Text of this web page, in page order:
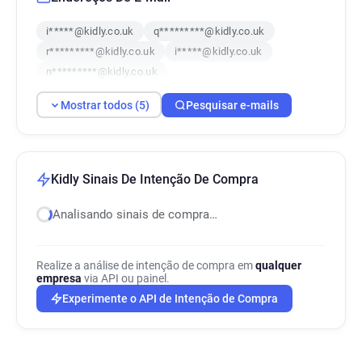
i*****@kidly.co.uk
q*********@kidly.co.uk
r*********@kidly.co.uk
i*****@kidly.co.uk
n*********@kidly.co.uk
Mostrar todos (5) Pesquisar e-mails
Kidly Sinais De Intenção De Compra
Analisando sinais de compra…
Realize a análise de intenção de compra emqualquer
empresa via API ou painel.
Experimente o API de Intenção de Compra